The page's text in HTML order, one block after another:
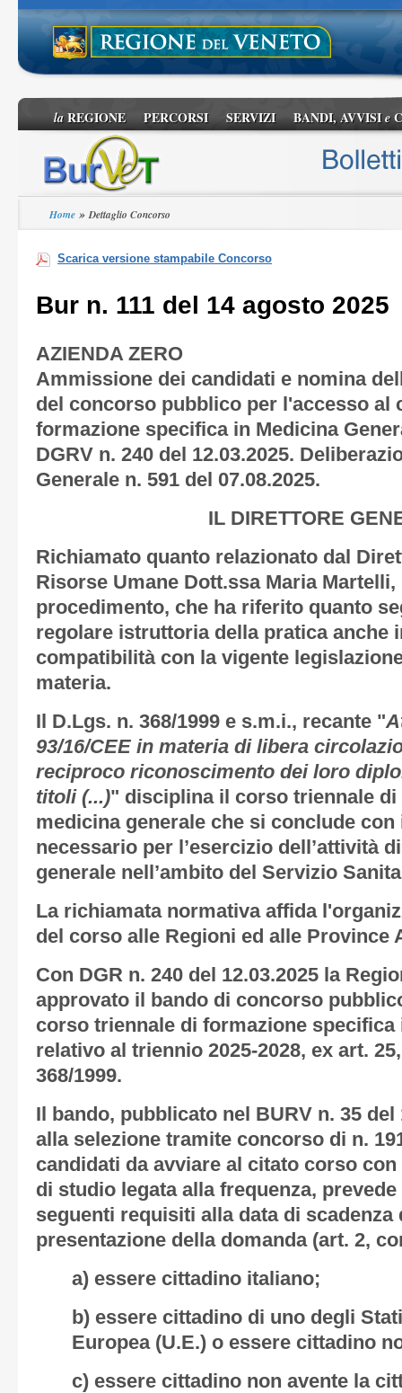
laREGIONE PERCORSI SERVIZI BANDI, AVVISIe
Home »Dettaglio Concorso
Scarica versione stampabile Concorso
Bur n. 111 del 14 agosto 2025
AZIENDA ZERO
Ammissione dei candidati e nomina
del concorso pubblico per l'accesso al
formazione specifica in Medicina
DGRV n. 240 del 12.03.2025.
Generale n. 591 del 07.08.2025.
IL DIRETTORE
Richiamato quanto relazionato dal
Risorse Umane Dott.ssa Maria
procedimento, che ha riferito quanto
regolare istruttoria della pratica anche
compatibilità con la vigente
materia.
Il D.Lgs. n. 368/1999 e s.m.i., recante "
93/16/CEE in materia di libera
reciproco riconoscimento dei loro
titoli (...)" disciplina il corso triennale
medicina generale che si conclude
necessario per l’esercizio dell’attività
generale nell’ambito del Servizio
La richiamata normativa affida
del corso alle Regioni ed alle Province
Con DGR n. 240 del 12.03.2025 la
approvato il bando di concorso
corso triennale di formazione specifica
relativo al triennio 2025-2028, ex art.
368/1999.
Il bando, pubblicato nel BURV n. 35 del
alla selezione tramite concorso di n.
candidati da avviare al citato corso
di studio legata alla frequenza,
seguenti requisiti alla data di
presentazione della domanda (art. 2,
a) essere cittadino italiano;
b) essere cittadino di uno degli
Europea (U.E.) o essere cittadino
c) essere cittadino non avente la